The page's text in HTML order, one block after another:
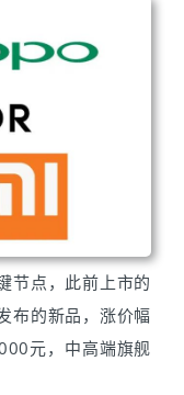
节点，此前上市的
布的新品，涨价幅
元，中高端旗舰